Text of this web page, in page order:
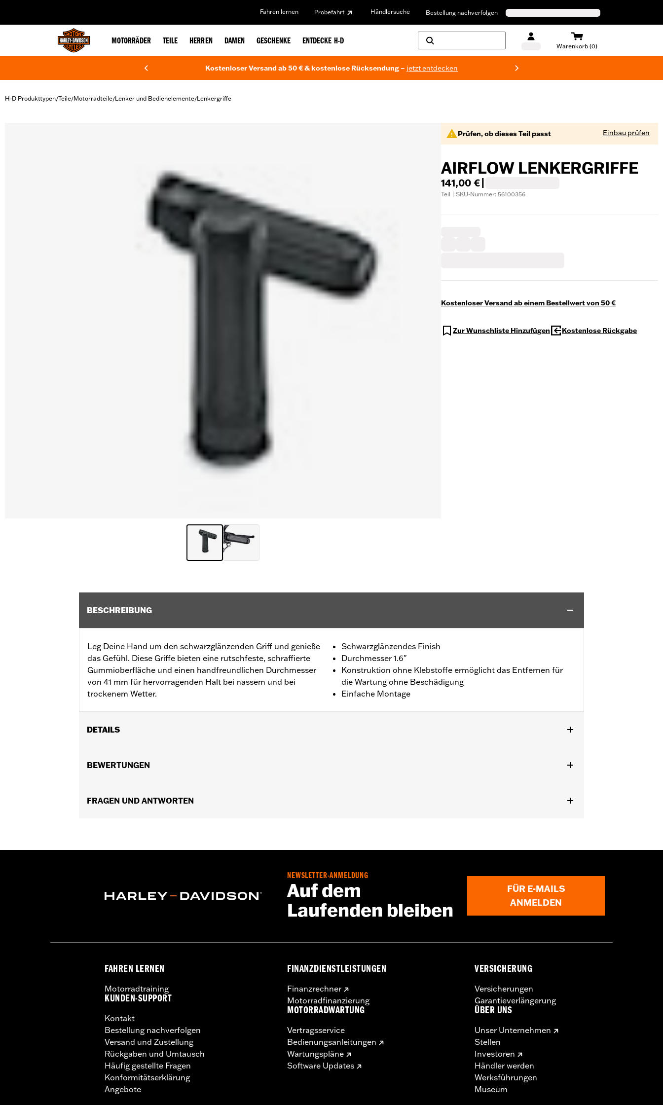
Fahren lernen Probefahrt Händlersuche Bestellung nachverfolgen
MOTORRÄDER TEILE HERREN DAMEN GESCHENKE ENTDECKE H-D
Warenkorb (0)
Kostenloser Versand ab 50 € & kostenlose Rücksendung – jetzt entdecken
H-D Produkttypen/Teile/Motorradteile/Lenker und Bedienelemente/Lenkergriffe
Prüfen, ob dieses Teil passt Einbau prüfen
AIRFLOW LENKERGRIFFE
141,00 €
Teil | SKU-Nummer: 56100356
Kostenloser Versand ab einem Bestellwert von 50 €
Zur Wunschliste Hinzufügen Kostenlose Rückgabe
BESCHREIBUNG
Leg Deine Hand um den schwarzglänzenden Griff und genieße
das Gefühl. Diese Griffe bieten eine rutschfeste, schraffierte
Gummioberfläche und einen handfreundlichen Durchmesser
von 41 mm für hervorragenden Halt bei nassem und bei
trockenem Wetter.
Schwarzglänzendes Finish
Durchmesser 1.6"
Konstruktion ohne Klebstoffe ermöglicht das Entfernen für
die Wartung ohne Beschädigung
Einfache Montage
DETAILS
FLSTSE ’11–’12) und Touring Modelle ’96–’07.
Durchmesser:1.6
BEWERTUNGEN
FRAGEN UND ANTWORTEN
NEWSLETTER-ANMELDUNG
Auf dem
Laufenden bleiben
FÜR E-MAILS
ANMELDEN
FAHREN LERNEN
Motorradtraining
KUNDEN-SUPPORT
Kontakt
Bestellung nachverfolgen
Versand und Zustellung
Rückgaben und Umtausch
Häufig gestellte Fragen
Konformitätserklärung
Angebote
FINANZDIENSTLEISTUNGEN
Finanzrechner
Motorradfinanzierung
MOTORRADWARTUNG
Vertragsservice
Bedienungsanleitungen
Wartungspläne
Software Updates
VERSICHERUNG
Versicherungen
Garantieverlängerung
ÜBER UNS
Unser Unternehmen
Stellen
Investoren
Händler werden
Werksführungen
Museum